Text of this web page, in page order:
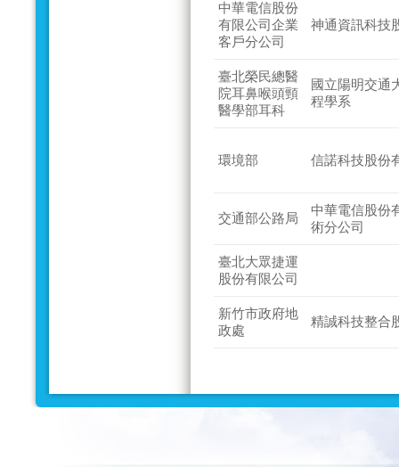
中華電信股份
有限公司企業
客戶分公司
神通資訊科技
臺北榮民總醫
院耳鼻喉頭頸
醫學部耳科
國立陽明交通
程學系
環境部 信諾科技股份
交通部公路局
中華電信股份
術分公司
臺北大眾捷運
股份有限公司
新竹市政府地
政處
精誠科技整合